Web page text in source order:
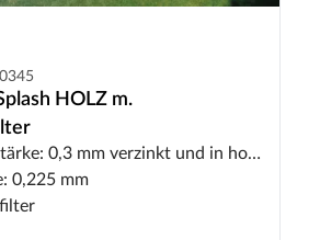
HOLZ m.
0,3 mm verzinkt und in holzoptiklackiert
0,225 mm